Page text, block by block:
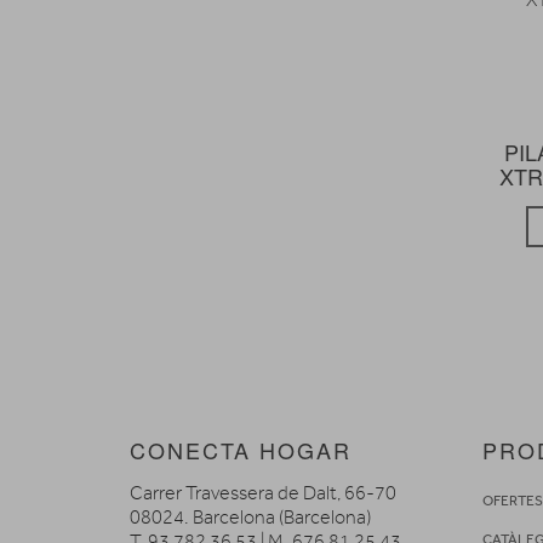
CONECTA HOGAR
Carrer Travessera de Dalt, 66-70
08024. Barcelona (Barcelona)
OFERTES